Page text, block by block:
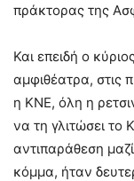
πράκτορας της
Και επειδή ο
αμφιθέατρα, στις
η ΚΝΕ, όλη η
να τη γλιτώσει το
αντιπαράθεση
κόμμα, ήταν